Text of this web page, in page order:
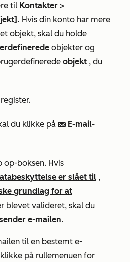
til Kontakter >
Hvis din konto har mere
objekt, skal du holde
objekter og
objekt , du
du klikke på email E-mail-
op-boksen. Hvis
er slået til ,
grundlag for at
blevet valideret, skal du
e-mailen.
til en bestemt e-
på rullemenuen for